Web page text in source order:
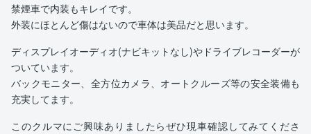
禁煙車で内装もキレイです。
外装にほとんど傷はないので車体は美品だと思います。
ディスプレイオーディオ(ナビキットなし)やドライブレコーダーが
ついています。
バックモニター、全方位カメラ、オートクルーズ等の安全装備も
充実してます。
このクルマにご興味ありましたらぜひ現車確認してみてくださ